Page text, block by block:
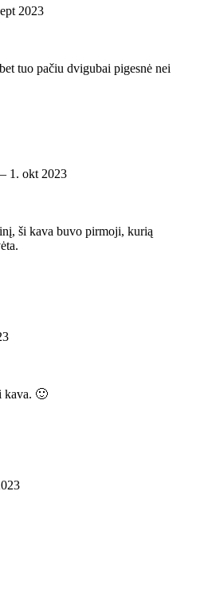
2023
tuo pačiu dvigubai pigesnė nei
– 1. okt 2023
ši kava buvo pirmoji, kurią
kava. 🙂